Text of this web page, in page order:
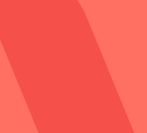
EBP DEVIS ET